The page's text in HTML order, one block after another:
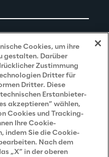
Cookies, um ihre
gestalten. Darüber
Zustimmung
Dritter für
Dritter. Diese
Erstanbieter-
akzeptieren“ wählen,
Cookies und Tracking-
Ihre Cookie-
indem Sie die Cookie-
Nach dem
„X“ in der oberen